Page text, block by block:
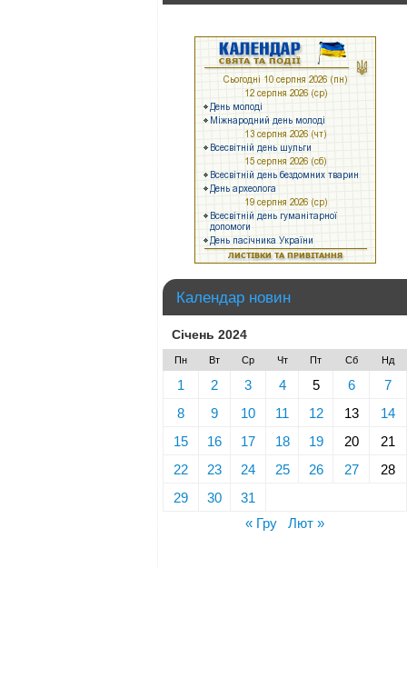
Календар новин
Січень 2024
Пн Вт Ср Чт Пт Сб Нд
1 2 3 4 5 6
7
8
9 10 11 12 13
14
15
16 17 18 19 20
21
22
23 24 25 26 27
28
29
30
31
« Гру
Лют »